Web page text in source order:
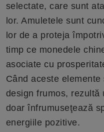
selectate, care sunt
lor. Amuletele sunt
lor de a proteja
timp ce monedele
asociate cu
Când aceste
design frumos, rezultă
doar înfrumuseţează
energiile pozitive.